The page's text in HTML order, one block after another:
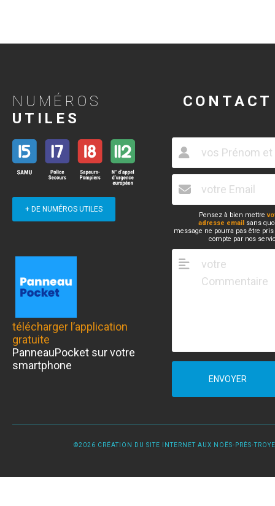
NUMÉROS
UTILES
+ DE NUMÉROS UTILES
télécharger l’application
gratuite
PanneauPocket sur votre
smartphone
CONTACT
Pensez à bien mettre
adresse email sans
message ne pourra pas être
compte par nos
ENVOYER
©2026 CRÉATION DU SITE INTERNET AUX NOËS-PRÈS-